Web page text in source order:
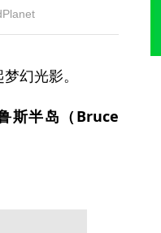
幻光影。
斯半岛（Bruce